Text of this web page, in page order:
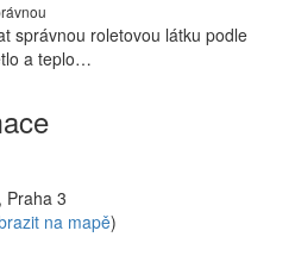
správnou roletovou látku podle
a teplo…
Praha 3
na mapě)